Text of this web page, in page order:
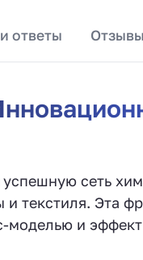
ответы Отзывы
успешную сеть
текстиля. Эта
и